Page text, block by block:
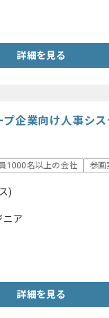
詳細を見る
企業向け人事シ
1000名以上の会社 参画
)
ニア
詳細を見る